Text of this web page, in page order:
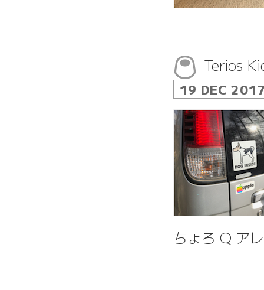
Terios
19 DEC
ちょろ Q ア